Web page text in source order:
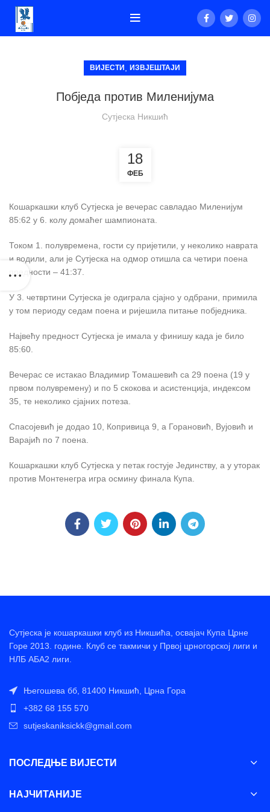
ВИЈЕСТИ ИЗВЈЕШТАЈИ
Побједа против Миленијума
Сутјеска Никшић
18
ФЕБ
Кошаркашки клуб Сутјеска је вечерас савладао Миленијум
85:62 у 6. колу домаћег шампионата.
Током 1. полувремена, гости су пријетили, у неколико наврата
и водили, али је Сутјеска на одмор отишла са четири поена
предности – 41:37.
У 3. четвртини Сутјеска је одиграла сјајно у одбрани, примила
у том периоду седам поена и ријешила питање побједника.
Највећу предност Сутјеска је имала у финишу када је било
85:60.
Вечерас се истакао Владимир Томашевић са 29 поена (19 у
првом полувремену) и по 5 скокова и асистенција, индексом
35, те неколико сјајних потеза.
Спасојевић је додао 10, Копривица 9, а Горановић, Вујовић и
Варајић по 7 поена.
Кошаркашки клуб Сутјеска у петак гостује Јединству, а у уторак
против Монтенегра игра осмину финала Купа.
Сутјеска је кошаркашки клуб из Никшића, освајач Купа Црне
Горе 2013. године. Клуб се такмичи у Првој црногорској лиги и
НЛБ АБА2 лиги.
Његошева бб, 81400 Никшић, Црна Гора
+382 68 155 570
sutjeskaniksickk@gmail.com
ПОСЛЕДЊЕ ВИЈЕСТИ
НАЈЧИТАНИЈЕ